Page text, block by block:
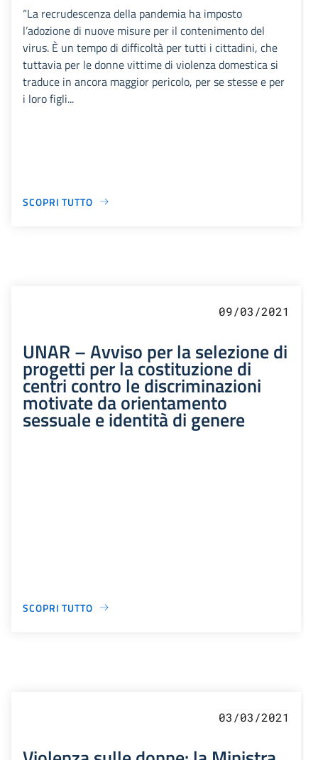
“La recrudescenza della pandemia ha imposto
l’adozione di nuove misure per il contenimento del
virus. È un tempo di difficoltà per tutti i cittadini, che
tuttavia per le donne vittime di violenza domestica si
traduce in ancora maggior pericolo, per se stesse e per
i loro figli...
SCOPRI TUTTO
09/03/2021
UNAR – Avviso per la selezione di
progetti per la costituzione di
centri contro le discriminazioni
motivate da orientamento
sessuale e identità di genere
SCOPRI TUTTO
03/03/2021